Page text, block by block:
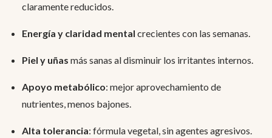
claramente reducidos.
Energía y claridad mental crecientes con las semanas.
Piel y uñas más sanas al disminuir los irritantes internos.
Apoyo metabólico: mejor aprovechamiento de
nutrientes, menos bajones.
Alta tolerancia: fórmula vegetal, sin agentes agresivos.